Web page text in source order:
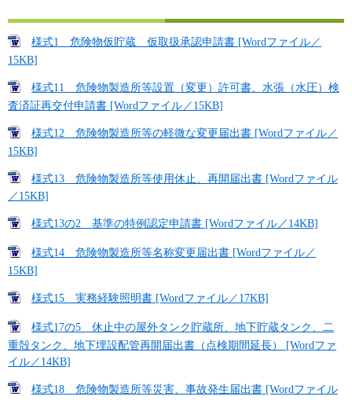
様式1 危険物仮貯蔵 仮取扱承認申請書 [Wordファイル／
15KB]
様式11 危険物製造所等設置（変更）許可書、水張（水圧）検
査済証再交付申請書 [Wordファイル／15KB]
様式12 危険物製造所等の軽微な変更届出書 [Wordファイル／
15KB]
様式13 危険物製造所等使用休止、再開届出書 [Wordファイル
／15KB]
様式13の2 基準の特例認定申請書 [Wordファイル／14KB]
様式14 危険物製造所等名称変更届出書 [Wordファイル／
15KB]
様式15 実務経験照明書 [Wordファイル／17KB]
様式17の5 休止中の屋外タンク貯蔵所、地下貯蔵タンク、二
重殻タンク、地下埋設配管再開届出書（点検期間延長） [Wordファ
イル／14KB]
様式18 危険物製造所等災害、事故発生届出書 [Wordファイル